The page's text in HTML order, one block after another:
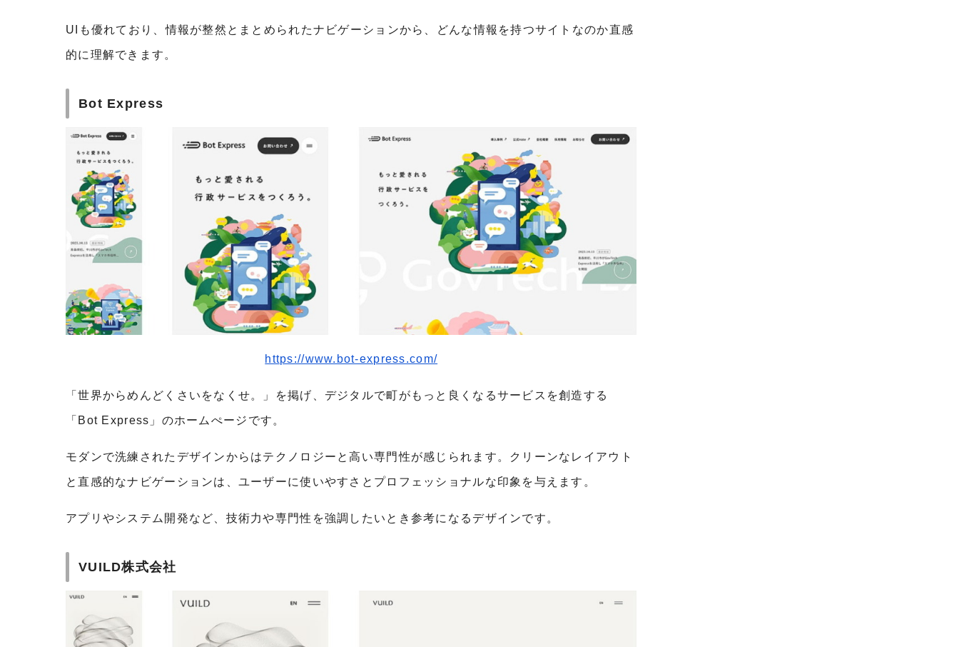
UIも優れており、情報が整然とまとめられたナビゲーションから、どんな情報を持つサイトなのか直感
的に理解できます。
Bot Express
https://www.bot-express.com/
「世界からめんどくさいをなくせ。」を掲げ、デジタルで町がもっと良くなるサービスを創造する
「Bot Express」のホームぺージです。
モダンで洗練されたデザインからはテクノロジーと高い専門性が感じられます。クリーンなレイアウト
と直感的なナビゲーションは、ユーザーに使いやすさとプロフェッショナルな印象を与えます。
アプリやシステム開発など、技術力や専門性を強調したいとき参考になるデザインです。
VUILD株式会社